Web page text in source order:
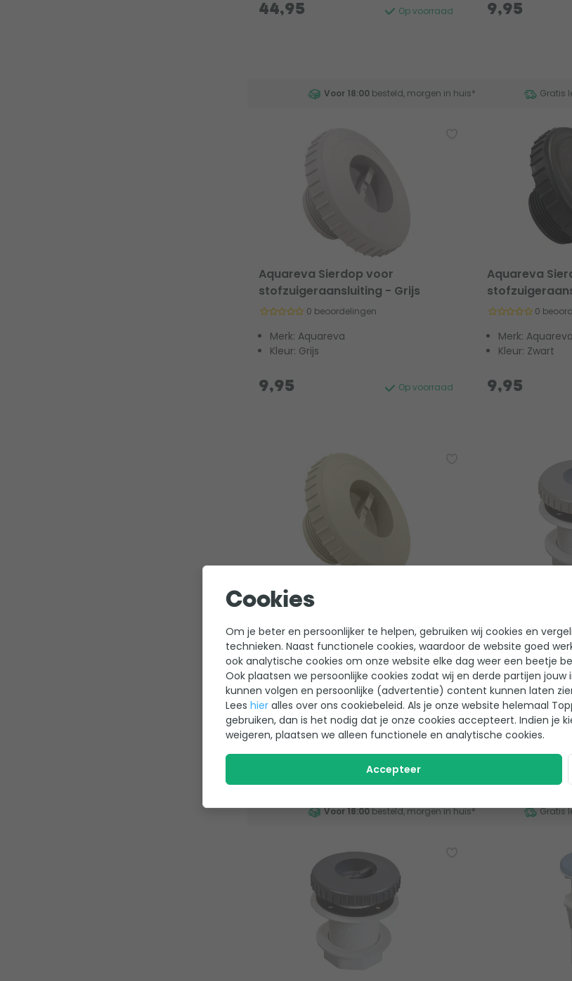
Op voorraad
44,95 9,95
Voor 18:00 besteld, morgen in huis* Gratis
Aquareva Sierdop voor
stofzuigeraansluiting - Grijs
0 beoordelingen
Merk: Aquareva
Kleur: Grijs
Op voorraad
9,95
Aquareva
0
Merk: Aquareva
Kleur: Zwart
9,95
Aquareva Sierdop voor
Zand/Beige
0 beoordelingen
Merk: Aquareva
Kleur: Beige
2-4 weken levertijd
9,95
Aquareva
1
Merk:
Kleur: Grijs
61,95
Voor 18:00besteld, morgen in huis* Gratis
Cookies
Om je beter en persoonlijker te helpen, gebruiken wij cookies en
technieken. Naast functionele cookies, waardoor de website goed
ook analytische cookies om onze website elke dag weer een beetje
Ook plaatsen we persoonlijke cookies zodat wij en derde partijen
kunnen volgen en persoonlijke (advertentie) content kunnen laten
Lees hier alles over ons cookiebeleid. Als je onze website helemaal
gebruiken, dan is het nodig dat je onze cookies accepteert. Indien je
weigeren, plaatsen we alleen functionele en analytische cookies.
Accepteer